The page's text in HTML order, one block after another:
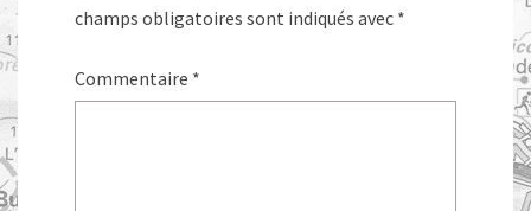
champs obligatoires sont indiqués avec *
Commentaire *